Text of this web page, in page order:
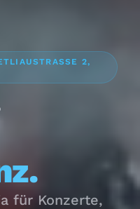
2,
für Konzerte,